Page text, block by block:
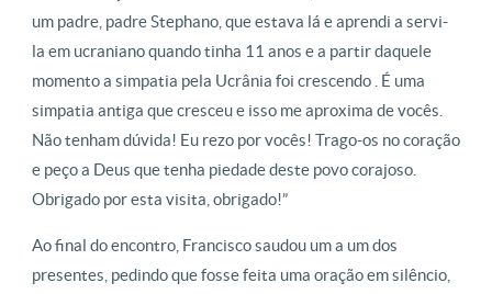
um padre, padre Stephano, que estava lá e aprendi a servi-
la em ucraniano quando tinha 11 anos e a partir daquele
momento a simpatia pela Ucrânia foi crescendo . É uma
simpatia antiga que cresceu e isso me aproxima de vocês.
Não tenham dúvida! Eu rezo por vocês! Trago-os no coração
e peço a Deus que tenha piedade deste povo corajoso.
Obrigado por esta visita, obrigado!”
Ao final do encontro, Francisco saudou um a um dos
presentes, pedindo que fosse feita uma oração em silêncio,